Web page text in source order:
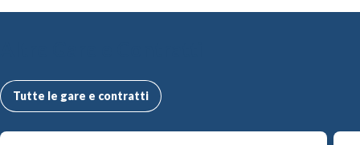
Tutte le gare e contratti